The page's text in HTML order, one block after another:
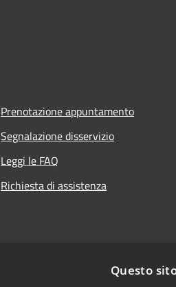
Prenotazione appuntamento
Segnalazione disservizio
Leggi le FAQ
Richiesta di assistenza
Questo